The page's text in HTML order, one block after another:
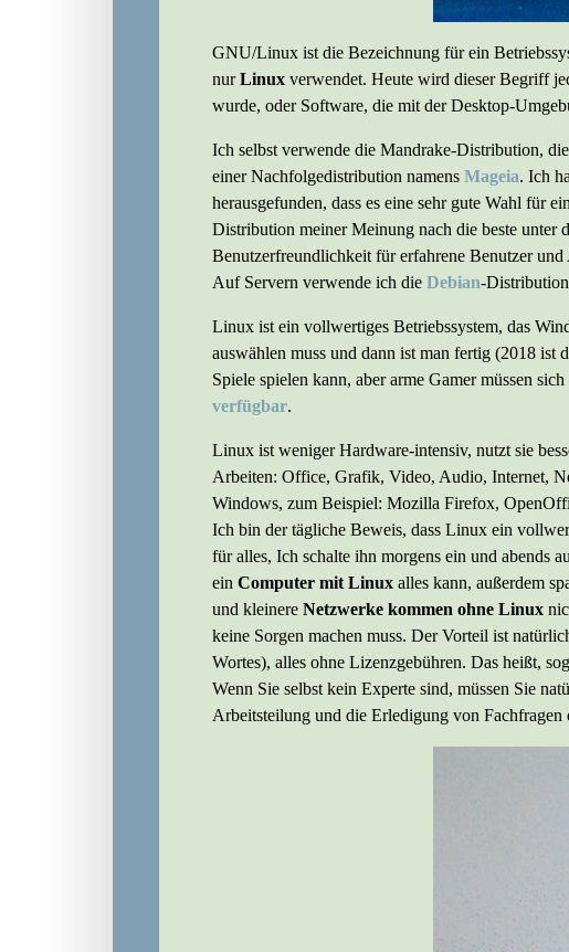
GNU/Linux ist die Bezeichnung für ein
nurLinux verwendet. Heute wird dieser Begriff
wurde, oder Software, die mit der Desktop-
Ich selbst verwende die Mandrake-Distribution,
einer Nachfolgedistribution namens Mageia. Ich
herausgefunden, dass es eine sehr gute Wahl für
Distribution meiner Meinung nach die beste unter
Benutzerfreundlichkeit für erfahrene Benutzer
Auf Servern verwende ich die Debian-
Linux ist ein vollwertiges Betriebssystem, das
auswählen muss und dann ist man fertig (2018 ist
Spiele spielen kann, aber arme Gamer müssen
verfügbar.
Linux ist weniger Hardware-intensiv, nutzt sie
Arbeiten: Office, Grafik, Video, Audio, Internet,
Windows, zum Beispiel: Mozilla Firefox,
Ich bin der tägliche Beweis, dass Linux ein
für alles, Ich schalte ihn morgens ein und abends
ein Computer mit Linux alles kann, außerdem
und kleinere Netzwerke kommen ohne Linux
keine Sorgen machen muss. Der Vorteil ist
Wortes), alles ohne Lizenzgebühren. Das heißt,
Wenn Sie selbst kein Experte sind, müssen Sie
Arbeitsteilung und die Erledigung von